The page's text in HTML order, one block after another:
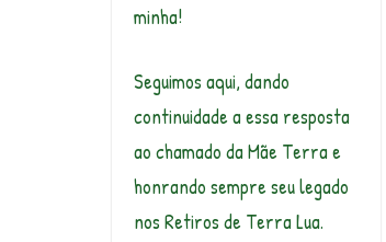
minha!
Seguimos aqui, dando
continuidade a essa resposta
ao chamado da Mãe Terra e
honrando sempre seu legado
nos Retiros de Terra Lua.